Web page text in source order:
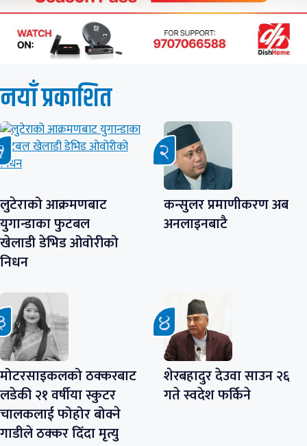
नयाँ प्रकाशित
लुटेराको आक्रमणबाट
युगान्डाका फुटबल
खेलाडी डेभिड ओवोरीको
निधन
कन्सुलर प्रमाणीकरण अब
अनलाइनबाटै
मोटरसाइकलको ठक्करबाट
लडेकी २१ वर्षीया स्कुटर
चालकलाई फोहोर बोक्ने
गाडीले ठक्कर दिँदा मृत्यु
शेरबहादुर देउवा साउन २६
गते स्वदेश फर्किने